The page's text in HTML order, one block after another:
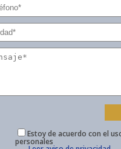
Estoy de acuerdo con el
personales